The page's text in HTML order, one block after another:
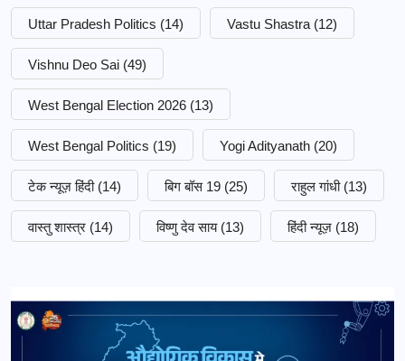
Uttar Pradesh Politics (14) Vastu Shastra (12)
Vishnu Deo Sai (49)
West Bengal Election 2026 (13)
West Bengal Politics (19) Yogi Adityanath (20)
टेक न्यूज़ हिंदी (14) बिग बॉस 19 (25) राहुल गांधी (13)
वास्तु शास्त्र (14) विष्णु देव साय (13) हिंदी न्यूज़ (18)